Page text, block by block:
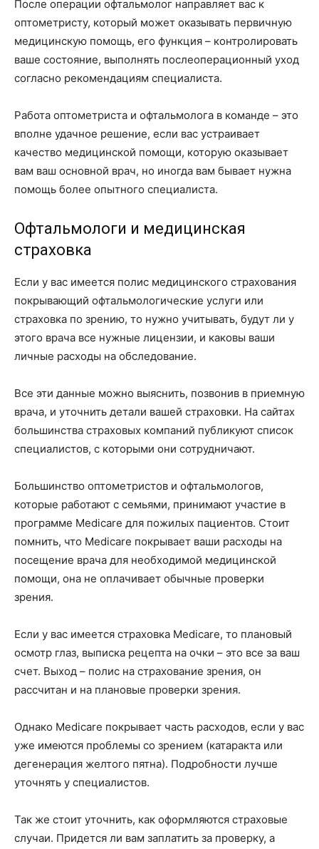
После операции офтальмолог направляет вас к
оптометристу, который может оказывать первичную
медицинскую помощь, его функция – контролировать
ваше состояние, выполнять послеоперационный уход
согласно рекомендациям специалиста.
Работа оптометриста и офтальмолога в команде – это
вполне удачное решение, если вас устраивает
качество медицинской помощи, которую оказывает
вам ваш основной врач, но иногда вам бывает нужна
помощь более опытного специалиста.
Офтальмологи и медицинская
страховка
Если у вас имеется полис медицинского страхования
покрывающий офтальмологические услуги или
страховка по зрению, то нужно учитывать, будут ли у
этого врача все нужные лицензии, и каковы ваши
личные расходы на обследование.
Все эти данные можно выяснить, позвонив в приемную
врача, и уточнить детали вашей страховки. На сайтах
большинства страховых компаний публикуют список
специалистов, с которыми они сотрудничают.
Большинство оптометристов и офтальмологов,
которые работают с семьями, принимают участие в
программе Medicare для пожилых пациентов. Стоит
помнить, что Medicare покрывает ваши расходы на
посещение врача для необходимой медицинской
помощи, она не оплачивает обычные проверки
зрения.
Если у вас имеется страховка Medicare, то плановый
осмотр глаз, выписка рецепта на очки – это все за ваш
счет. Выход – полис на страхование зрения, он
рассчитан и на плановые проверки зрения.
Однако Medicare покрывает часть расходов, если у вас
уже имеются проблемы со зрением (катаракта или
дегенерация желтого пятна). Подробности лучше
уточнять у специалистов.
Так же стоит уточнить, как оформляются страховые
случаи. Придется ли вам заплатить за проверку, а